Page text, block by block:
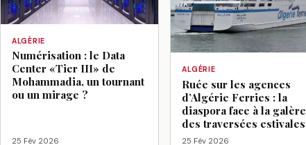
ALGÉRIE
Numérisation : le Data
Center «Tier III» de
Mohammadia, un tournant
ou un mirage ?
25 Fév 2026
ALGÉRIE
Ruée sur les agences
d’Algérie Ferries : la
diaspora face à la galère
des traversées estivales
25 Fév 2026